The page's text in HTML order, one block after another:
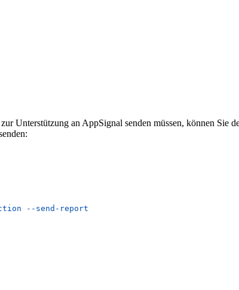
Unterstützung an AppSignal senden müssen, können Sie
--send-report